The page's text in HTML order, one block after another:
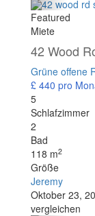
Featured
Miete
42 Wood
Grüne offene
£ 440 pro
5
Schlafzimmer
2
Bad
118 m2
Größe
Jeremy
Oktober 23,
vergleichen